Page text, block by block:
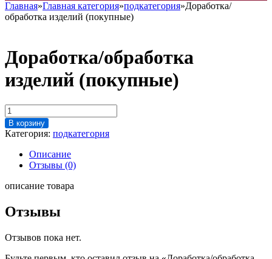
Главная»Главная категория»подкатегория»Доработка/
обработка изделий (покупные)
Доработка/обработка
изделий (покупные)
Количество
товара
Доработка/
обработка
изделий
(покупные)
В корзину
Категория: подкатегория
Описание
Отзывы (0)
описание товара
Отзывы
Отзывов пока нет.